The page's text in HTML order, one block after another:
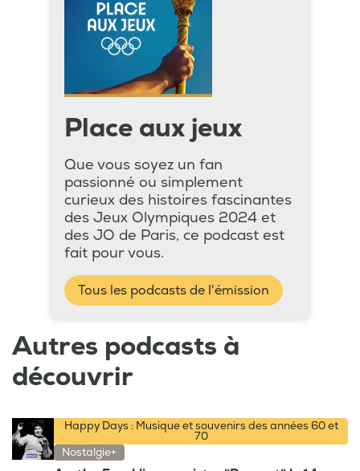
Place aux jeux
Que vous soyez un fan
passionné ou simplement
curieux des histoires fascinantes
des Jeux Olympiques 2024 et
des JO de Paris, ce podcast est
fait pour vous.
Tous les podcasts de l'émission
Autres podcasts à
découvrir
Happy Days : Musique et souvenirs des années 60 et
70
Nostalgie+